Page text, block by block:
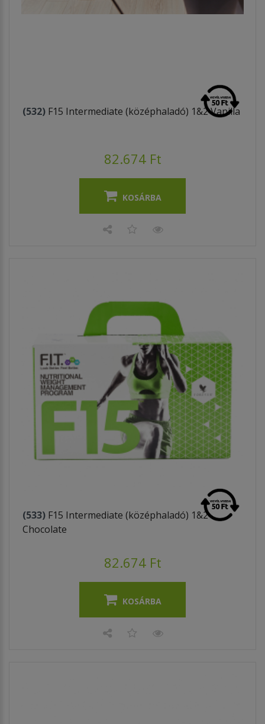
(532) F15 Intermediate (középhaladó) 1&2 Vanilla
82.674 Ft
KOSÁRBA
(533) F15 Intermediate (középhaladó) 1&2
Chocolate
82.674 Ft
KOSÁRBA